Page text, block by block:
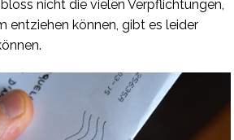
nicht die vielen Verpflichtungen,
entziehen können, gibt es leider